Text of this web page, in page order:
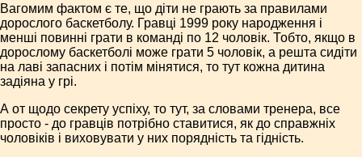
Вагомим фактом є те, що діти не грають за правилами
дорослого баскетболу. Гравці 1999 року народження і
менші повинні грати в команді по 12 чоловік. Тобто, якщо в
дорослому баскетболі може грати 5 чоловік, а решта сидіти
на лаві запасних і потім мінятися, то тут кожна дитина
задіяна у грі.
А от щодо секрету успіху, то тут, за словами тренера, все
просто - до гравців потрібно ставитися, як до справжніх
чоловіків і виховувати у них порядність та гідність.